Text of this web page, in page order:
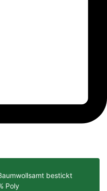
bestickt
Poly